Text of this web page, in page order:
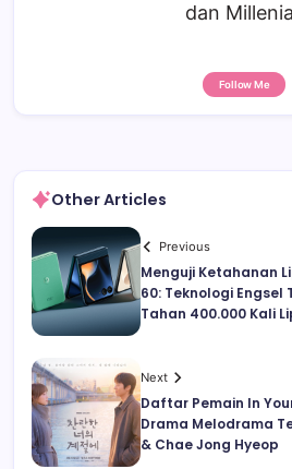
dan
Follow Me
Other Articles
Previous
Menguji Ketahanan
60: Teknologi
Tahan 400.000 Kali
Next
Daftar Pemain In
Drama Melodrama
& Chae Jong Hyeop